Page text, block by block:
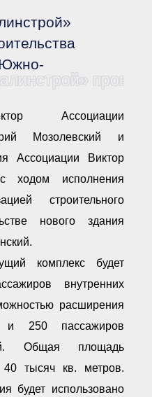
документы
внутренние документы
Финансовая отчетность
Реестры Ассоциации
Ассоциации
● Реестр членов
Ассоциации,
осуществляющих
строительный контроль
объединения
● Реестр членов
Ассоциации —
Застройщиков
● Реестр членов
заказчиков
● Реестр членов
Ассоциации с правом
имеющих строительные
Архив реестров
Южно-
Ассоциации
Мозолевский и
Ассоциации Виктор
ходом исполнения
строительного
нового здания
комплекс будет
внутренних
расширения
250 пассажиров
Общая площадь
40 тысяч кв. метров.
будет использовано